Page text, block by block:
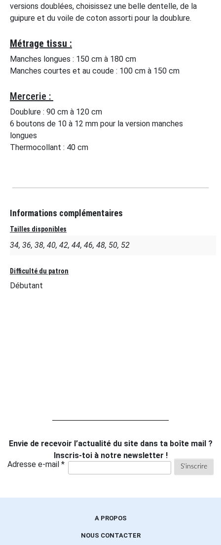
versions doublées, choisissez une belle dentelle, de la
guipure et du voile de coton assorti pour la doublure.
Métrage tissu :
Manches longues : 150 cm à 180 cm
Manches courtes et au coude : 100 cm à 150 cm
Mercerie :
Doublure : 90 cm à 120 cm
6 boutons de 10 à 12 mm pour la version manches
longues
Thermocollant : 40 cm
Informations complémentaires
Tailles disponibles
34, 36, 38, 40, 42, 44, 46, 48, 50, 52
Difficulté du patron
Débutant
Envie de recevoir l’actualité du site dans ta boîte mail ?
Inscris-toi à notre newsletter !
Adresse e-mail *
A PROPOS
NOUS CONTACTER